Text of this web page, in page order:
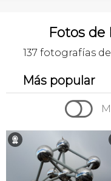
Fotos de
137 fotografías
Más popular
Cronológico

🏉